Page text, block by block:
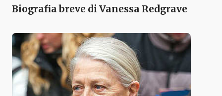
Biografia breve di Vanessa Redgrave